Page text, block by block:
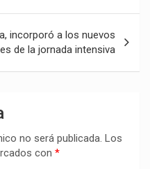
incorporó a los nuevos
de la jornada intensiva
no será publicada. Los
con *